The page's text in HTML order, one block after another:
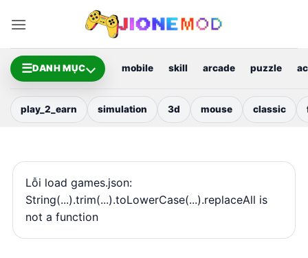
qua
dung
☰DANH MỤC mobile skill arcade puzzle
play_2_earn simulation 3d mouse classic
Lỗi load games.json:
String(...).trim(...).toLowerCase(...).replaceAll is
not a function